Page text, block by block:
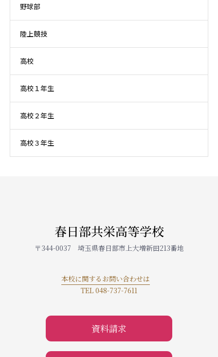
野球部
陸上競技
高校
高校１年生
高校２年生
高校３年生
春日部共栄高等学校
〒344-0037 埼玉県春日部市上大増新田213番地
本校に関するお問い合わせは
TEL 048-737-7611
資料請求